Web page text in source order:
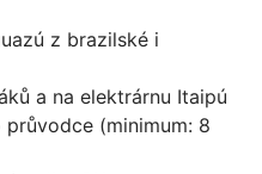
z brazilské i
a na elektrárnu Itaipú
(minimum: 8